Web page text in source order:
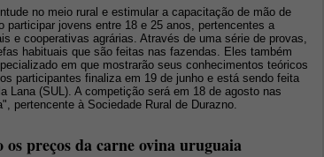
no meio rural e estimular a capacitação de mão de
participar jovens entre 18 e 25 anos, pertencentes a
e cooperativas agrárias. Através de uma série de provas,
habituais que são feitas nas fazendas. Eles também
em que mostrarão seus conhecimentos teóricos
participantes finaliza em 19 de junho e está sendo feita
Lana (SUL). A competição será em 18 de agosto nas
pertencente à Sociedade Rural de Durazno.
preços da carne ovina uruguaia